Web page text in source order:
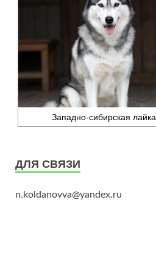
Западно-сибирская лайка
ДЛЯ СВЯЗИ
n.koldanovva@yandex.ru